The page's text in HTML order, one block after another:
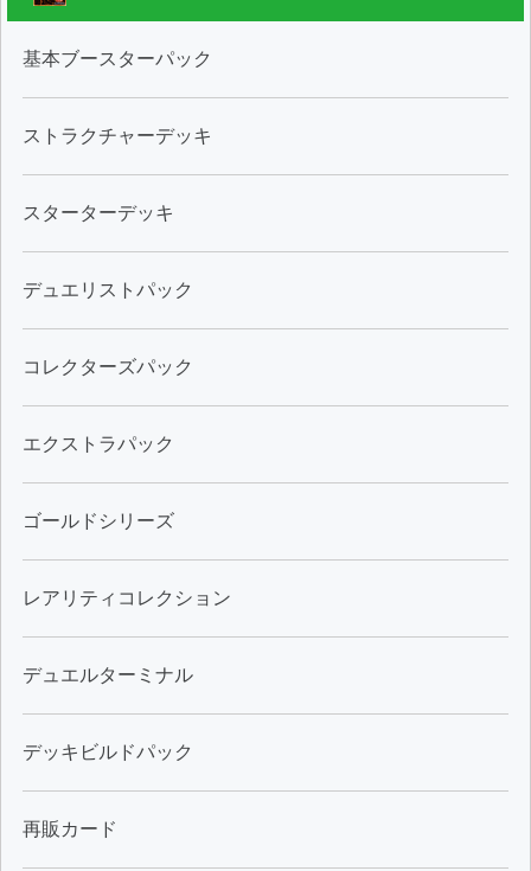
基本ブースターパック
ストラクチャーデッキ
スターターデッキ
デュエリストパック
コレクターズパック
エクストラパック
ゴールドシリーズ
レアリティコレクション
デュエルターミナル
デッキビルドパック
再販カード